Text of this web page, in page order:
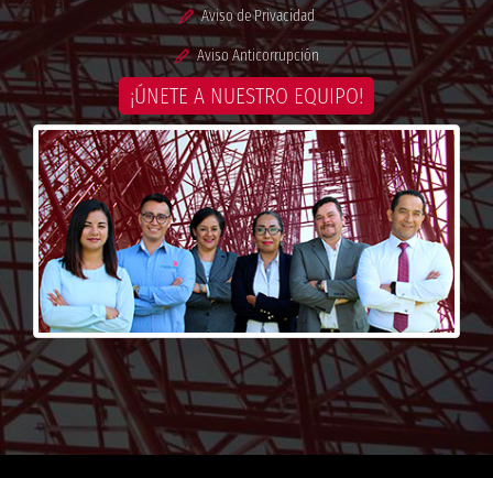
Aviso de Privacidad
Aviso Anticorrupción
¡ÚNETE A NUESTRO EQUIPO!